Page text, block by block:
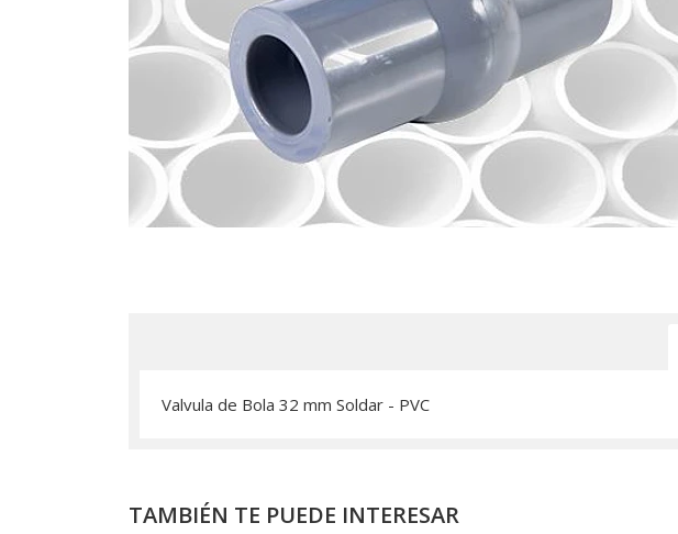
Valvula de Bola 32 mm Soldar - PVC
TAMBIÉN TE PUEDE INTERESAR